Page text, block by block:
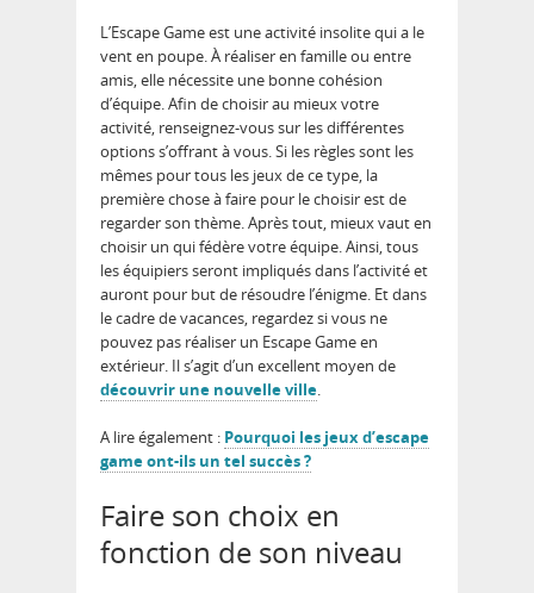
L’Escape Game est une activité insolite qui a le
vent en poupe. À réaliser en famille ou entre
amis, elle nécessite une bonne cohésion
d’équipe. Afin de choisir au mieux votre
activité, renseignez-vous sur les différentes
options s’offrant à vous. Si les règles sont les
mêmes pour tous les jeux de ce type, la
première chose à faire pour le choisir est de
regarder son thème. Après tout, mieux vaut en
choisir un qui fédère votre équipe. Ainsi, tous
les équipiers seront impliqués dans l’activité et
auront pour but de résoudre l’énigme. Et dans
le cadre de vacances, regardez si vous ne
pouvez pas réaliser un Escape Game en
extérieur. Il s’agit d’un excellent moyen de
découvrir une nouvelle ville.
A lire également : Pourquoi les jeux d’escape
game ont-ils un tel succès ?
Faire son choix en
fonction de son niveau